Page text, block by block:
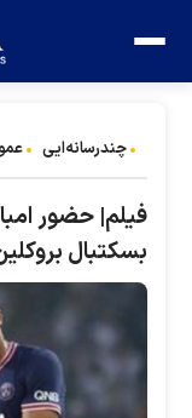
چندرسانه‌ایی
فیلم| حضور
بسکتبال